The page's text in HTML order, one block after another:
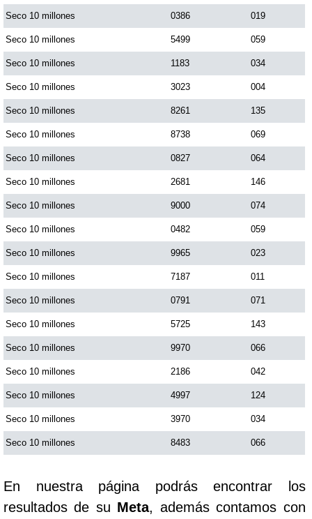
Saman de la suerte
Sinuano Día
Sinuano Noche
Super Chontico Noche
Seco 10 millones 0386 019
Seco 10 millones 5499 059
Seco 10 millones 1183 034
Seco 10 millones 3023 004
Seco 10 millones 8261 135
Seco 10 millones 8738 069
Seco 10 millones 0827 064
Seco 10 millones 2681 146
Seco 10 millones 9000 074
Seco 10 millones 0482 059
Seco 10 millones 9965 023
Seco 10 millones 7187 011
Seco 10 millones 0791 071
Seco 10 millones 5725 143
Seco 10 millones 9970 066
Seco 10 millones 2186 042
Seco 10 millones 4997 124
Seco 10 millones 3970 034
Seco 10 millones 8483 066
En nuestra página podrás encontrar los
resultados de su Meta, además contamos con